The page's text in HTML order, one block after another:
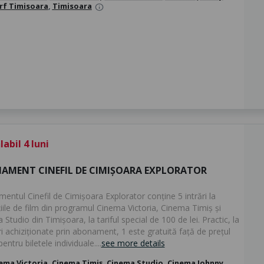
Timisoara, Timisoara info
4 luni
CINEFIL DE CIMIȘOARA EXPLORATOR
Cinefil de Cimișoara Explorator conține 5 intrări la
de film din programul Cinema Victoria, Cinema Timiș și
Studio din Timișoara, la tariful special de 100 de lei. Practic, la
achiziționate prin abonament, 1 este gratuită față de prețul
biletele individuale....see more details